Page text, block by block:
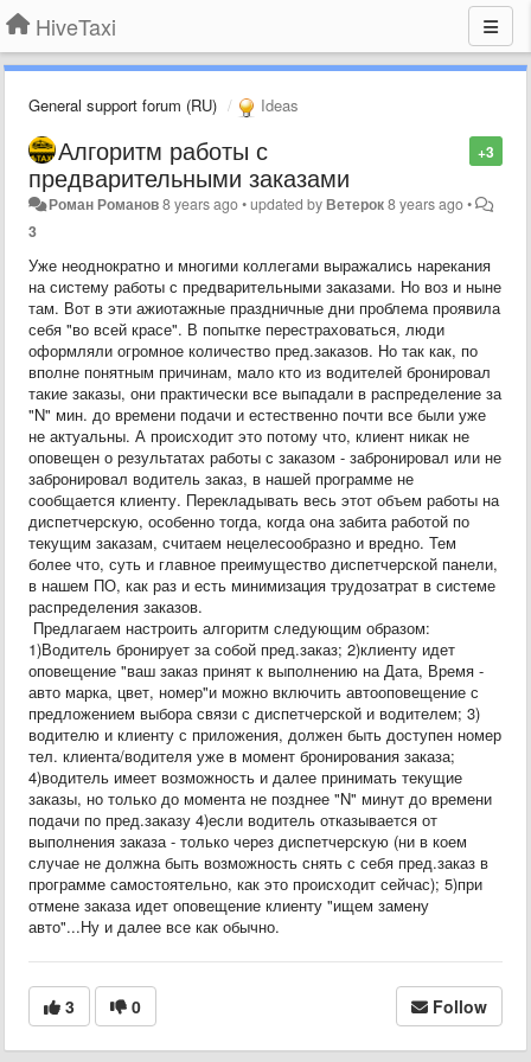
HiveTaxi
General support forum (RU) Ideas
+3
Алгоритм работы с
предварительными заказами
Роман Романов8 years ago•updated byВетерок8 years ago•
3
Уже неоднократно и многими коллегами выражались нарекания
на систему работы с предварительными заказами. Но воз и ныне
там. Вот в эти ажиотажные праздничные дни проблема проявила
себя "во всей красе". В попытке перестраховаться, люди
оформляли огромное количество пред.заказов. Но так как, по
вполне понятным причинам, мало кто из водителей бронировал
такие заказы, они практически все выпадали в распределение за
"N" мин. до времени подачи и естественно почти все были уже
не актуальны. А происходит это потому что, клиент никак не
оповещен о результатах работы с заказом - забронировал или не
забронировал водитель заказ, в нашей программе не
сообщается клиенту. Перекладывать весь этот объем работы на
диспетчерскую, особенно тогда, когда она забита работой по
текущим заказам, считаем нецелесообразно и вредно. Тем
более что, суть и главное преимущество диспетчерской панели,
в нашем ПО, как раз и есть минимизация трудозатрат в системе
распределения заказов.
Предлагаем настроить алгоритм следующим образом:
1)Водитель бронирует за собой пред.заказ; 2)клиенту идет
оповещение "ваш заказ принят к выполнению на Дата, Время -
авто марка, цвет, номер"и можно включить автооповещение с
предложением выбора связи с диспетчерской и водителем; 3)
водителю и клиенту с приложения, должен быть доступен номер
тел. клиента/водителя уже в момент бронирования заказа;
4)водитель имеет возможность и далее принимать текущие
заказы, но только до момента не позднее "N" минут до времени
подачи по пред.заказу 4)если водитель отказывается от
выполнения заказа - только через диспетчерскую (ни в коем
случае не должна быть возможность снять с себя пред.заказ в
программе самостоятельно, как это происходит сейчас); 5)при
отмене заказа идет оповещение клиенту "ищем замену
авто"...Ну и далее все как обычно.
3 0 Follow